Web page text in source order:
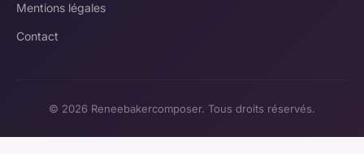
Mentions légales
Contact
© 2026 Reneebakercomposer. Tous droits réservés.